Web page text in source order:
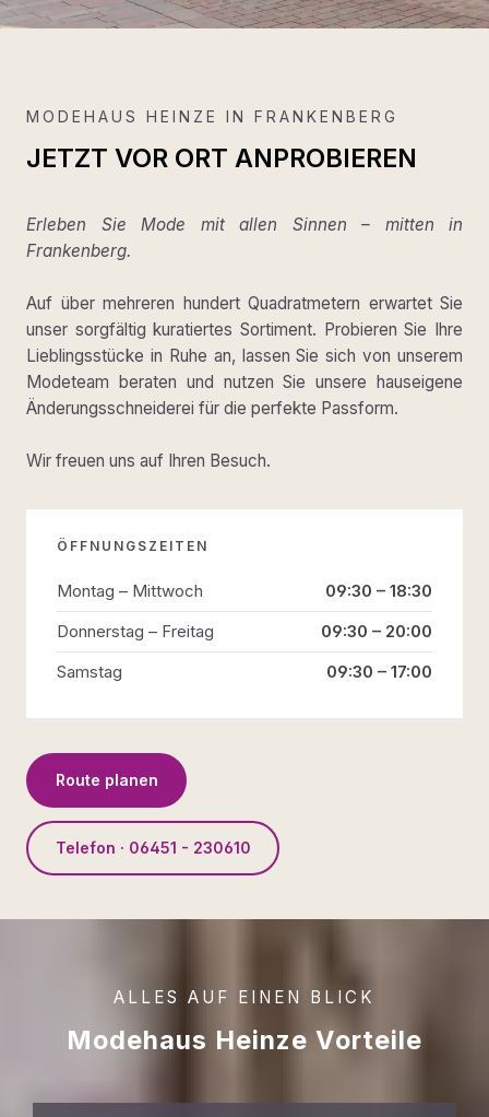
MODEHAUS HEINZE IN FRANKENBERG
JETZT VOR ORT ANPROBIEREN
Erleben Sie Mode mit allen Sinnen – mitten in
Frankenberg.
Auf über mehreren hundert Quadratmetern erwartet Sie
unser sorgfältig kuratiertes Sortiment. Probieren Sie Ihre
Lieblingsstücke in Ruhe an, lassen Sie sich von unserem
Modeteam beraten und nutzen Sie unsere hauseigene
Änderungsschneiderei für die perfekte Passform.
Wir freuen uns auf Ihren Besuch.
ÖFFNUNGSZEITEN
Montag – Mittwoch
09:30 – 18:30
Donnerstag – Freitag
09:30 – 20:00
Samstag
09:30 – 17:00
Route planen
Telefon · 06451 - 230610
ALLES AUF EINEN BLICK
Modehaus Heinze Vorteile